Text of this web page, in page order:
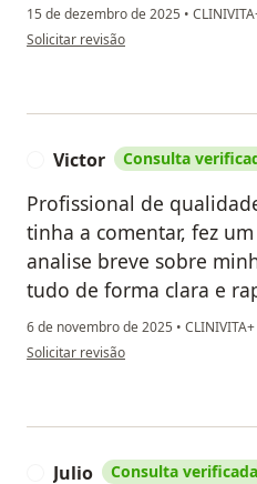
15 de dezembro de 2025 •
na opinião do utilizador Ricardo
Solicitar revisão
Victor Consulta
Profissional de
tinha a comentar, fez
analise breve sobre
tudo de forma clara e
6 de novembro de 2025 • CLINIVITA+
na opinião do utilizador Victor
Solicitar revisão
Julio Consulta verificada